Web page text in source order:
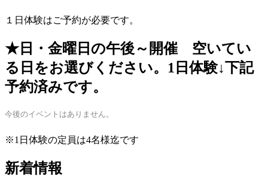
１日体験はご予約が必要です。
★日・金曜日の午後～開催 空いてい
る日をお選びください。1日体験↓下記
予約済みです。
今後のイベントはありません。
※1日体験の定員は4名様迄です
新着情報